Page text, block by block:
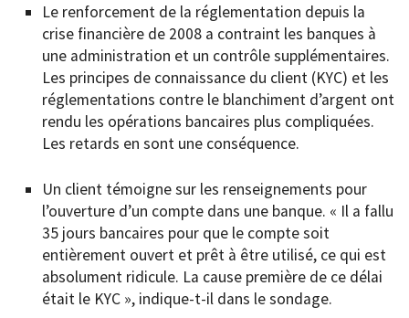
Le renforcement de la réglementation depuis la
crise financière de 2008 a contraint les banques à
une administration et un contrôle supplémentaires.
Les principes de connaissance du client (KYC) et les
réglementations contre le blanchiment d’argent ont
rendu les opérations bancaires plus compliquées.
Les retards en sont une conséquence.
Un client témoigne sur les renseignements pour
l’ouverture d’un compte dans une banque. « Il a fallu
35 jours bancaires pour que le compte soit
entièrement ouvert et prêt à être utilisé, ce qui est
absolument ridicule. La cause première de ce délai
était le KYC », indique-t-il dans le sondage.